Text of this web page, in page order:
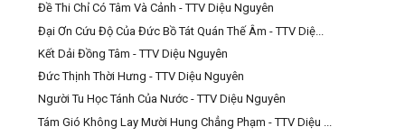
Đề Thi Chỉ Có Tâm Và Cảnh - TTV Diệu Nguyên
Đại Ơn Cứu Độ Của Đức Bồ Tát Quán Thế Âm - TTV Diệ...
Kết Dải Đồng Tâm - TTV Diệu Nguyên
Đức Thịnh Thời Hưng - TTV Diệu Nguyên
Người Tu Học Tánh Của Nước - TTV Diệu Nguyên
Tám Gió Không Lay Mười Hung Chẳng Phạm - TTV Diệu ...